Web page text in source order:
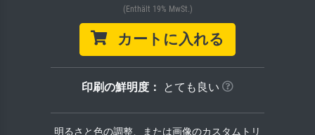
(Enthält 19% MwSt.)
カートに入れる
印刷の鮮明度： とても良い
明るさと色の調整、または画像のカスタムトリ